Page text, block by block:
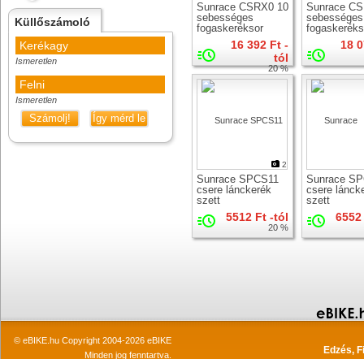
Küllőszámoló
Kerékagy
Ismeretlen
Felni
Ismeretlen
Számolj! Így mérd le
Sunrace CSRX0 10
sebességes
fogaskeréksor
16 392 Ft -
tól
20 %
Sunrace
sebességes
18
2
Sunrace SPCS11
csere lánckerék
szett
5512 Ft -tól
20 %
Sunrace
csere
szett
© eBIKE.hu Copyright 2004-2026 eBIKE
Minden jog fenntartva.
Edzés,